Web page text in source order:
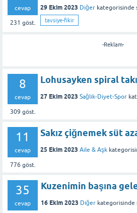
cevap
231 göst.
29 Ekim 2023 Diğer kategorisinde
tavsiye-fikir
-Reklam-
8
cevap
309 göst.
Lohusayken spiral
27 Ekim 2023 Sağlık-Diyet-Spor
11
cevap
776 göst.
Sakız çiğnemek süt
25 Ekim 2023 Aile & Aşk
35
cevap
Kuzenimin başına
16 Ekim 2023 Diğer kategorisinde